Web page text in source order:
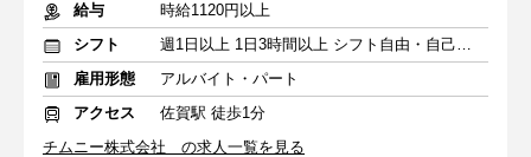
給与
時給1120円以上
シフト
週1日以上 1日3時間以上 シフト自由・自己申告
雇用形態
アルバイト・パート
アクセス
佐賀駅 徒歩1分
チムニー株式会社 の求人一覧を見る